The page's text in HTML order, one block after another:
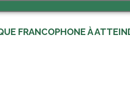
FRANCOPHONE À